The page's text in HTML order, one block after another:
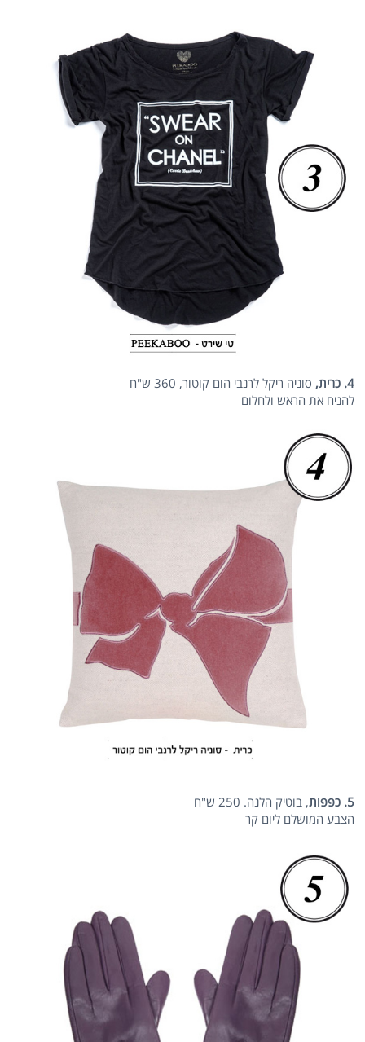
4. כרית,
סוניה ריקל לרנבי הום קוטור, 360 ש"ח
להניח את הראש ולחלום
5. כפפות
, בוטיק הלנה. 250 ש"ח
הצבע המושלם ליום קר